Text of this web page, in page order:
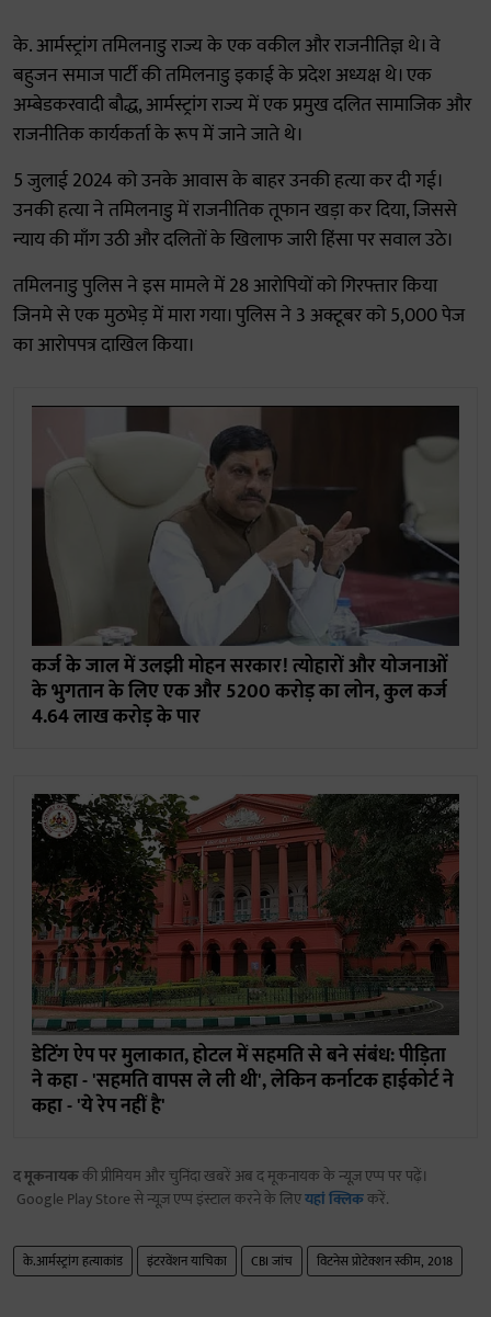
के. आर्मस्ट्रांग तमिलनाडु राज्य के एक वकील और राजनीतिज्ञ थे। वे
बहुजन समाज पार्टी की तमिलनाडु इकाई के प्रदेश अध्यक्ष थे। एक
अम्बेडकरवादी बौद्ध, आर्मस्ट्रांग राज्य में एक प्रमुख दलित सामाजिक और
राजनीतिक कार्यकर्ता के रूप में जाने जाते थे।
5 जुलाई 2024 को उनके आवास के बाहर उनकी हत्या कर दी गई।
उनकी हत्या ने तमिलनाडु में राजनीतिक तूफान खड़ा कर दिया, जिससे
न्याय की माँग उठी और दलितों के खिलाफ जारी हिंसा पर सवाल उठे।
तमिलनाडु पुलिस ने इस मामले में 28 आरोपियों को गिरफ्तार किया
जिनमे से एक मुठभेड़ में मारा गया। पुलिस ने 3 अक्टूबर को 5,000 पेज
का आरोपपत्र दाखिल किया।
कर्ज के जाल में उलझी मोहन सरकार! त्योहारों और योजनाओं
के भुगतान के लिए एक और 5200 करोड़ का लोन, कुल कर्ज
4.64 लाख करोड़ के पार
डेटिंग ऐप पर मुलाकात, होटल में सहमति से बने संबंध: पीड़िता
ने कहा - 'सहमति वापस ले ली थी', लेकिन कर्नाटक हाईकोर्ट ने
कहा - 'ये रेप नहीं है'
द मूकनायककी प्रीमियम और चुनिंदा खबरें अब द मूकनायक के न्यूज़ एप्प पर पढ़ें।
Google Play Store से न्यूज़ एप्प इंस्टाल करने के लिएयहां क्लिककरें.
के.आर्मस्ट्रांग हत्याकांड इंटरवेंशन याचिका CBI जांच विटनेस प्रोटेक्शन स्कीम, 2018